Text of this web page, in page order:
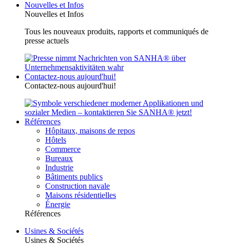
Nouvelles et Infos
Nouvelles et Infos
Tous les nouveaux produits, rapports et communiqués de
presse actuels
Contactez-nous aujourd'hui!
Contactez-nous aujourd'hui!
Références
Hôpitaux, maisons de repos
Hôtels
Commerce
Bureaux
Industrie
Bâtiments publics
Construction navale
Maisons résidentielles
Énergie
Références
Usines & Sociétés
Usines & Sociétés